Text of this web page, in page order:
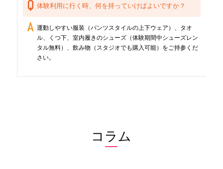
体験利用に行く時、何を持っていけばよいですか？
運動しやすい服装（パンツスタイルの上下ウェア）、タオ
ル、くつ下、室内履きのシューズ（体験期間中シューズレン
タル無料）、飲み物（スタジオでも購入可能）をご持参くだ
さい。
コラム